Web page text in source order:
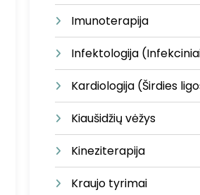
Imunoterapija
Infektologija
Kardiologija (Širdies
Kiaušidžių vėžys
Kineziterapija
Kraujo tyrimai